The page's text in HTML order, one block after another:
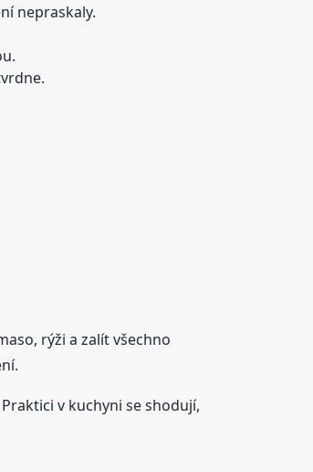
nepraskaly.
rýži a zalít všechno
v kuchyni se shodují,